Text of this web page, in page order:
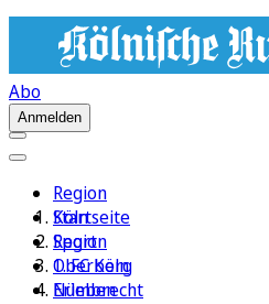
Abo
Anmelden
Region
Köln
Sport
1. FC Köln
Erleben
Startseite
Region
Oberberg
Nümbrecht